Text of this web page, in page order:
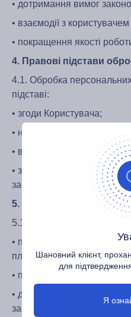
Шановний клієнт,
для
Я
• дотримання вимог
• взаємодії з
• покращення якості
4. Правові підстави
4.1. Обробка
підставі:
• згоди Користувача;
• необхідності виконання
• виконання юридичних
• законних інтересів
забезпеченням безпеки та
5. Передача даних
5.1. Сервіс може
• платіжним системам та
платформам (включаючи
• постачальникам AML/
• державним органам — у
законодавством;